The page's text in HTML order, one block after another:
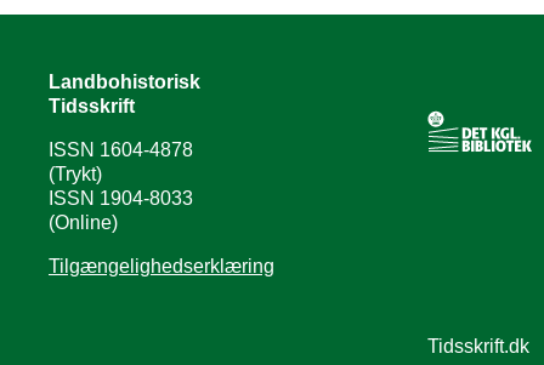
Landbohistorisk
Tidsskrift
ISSN 1604-4878
(Trykt)
ISSN 1904-8033
(Online)
Tilgængelighedserklæring